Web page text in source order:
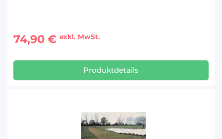
74,90 € exkl. MwSt.
Produktdetails